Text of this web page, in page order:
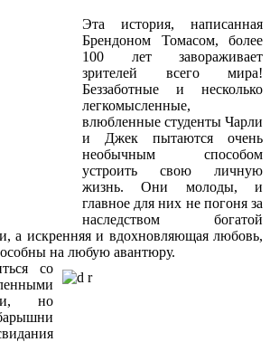
Эта история, написанная
Брендоном Томасом, более
100 лет завораживает
зрителей всего мира!
Беззаботные и несколько
легкомысленные,
влюбленные студенты Чарли
и Джек пытаются очень
необычным способом
устроить свою личную
жизнь. Они молоды, и
главное для них не погоня за
наследством богатой
а искренняя и вдохновляющая любовь,
на любую авантюру.
со
но